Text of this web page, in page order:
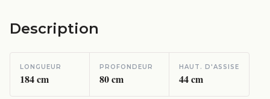
Description
LONGUEUR
184cm
PROFONDEUR
80cm
HAUT. D'ASSISE
44cm